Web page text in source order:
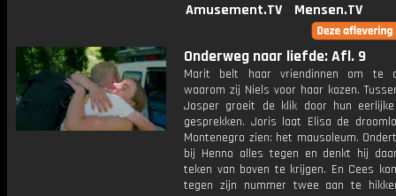
Amusement.TV
Mensen.TV
Onderweg naar liefde: Afl. 9
Marit belt haar vriendinnen om te
waarom zij Niels voor haar kozen.
Jasper groeit de klik door hun
gesprekken. Joris laat Elisa de
Montenegro zien: het mausoleum.
bij Henno alles tegen en denkt hij
teken van boven te krijgen. En Cees
tegen zijn nummer twee aan te